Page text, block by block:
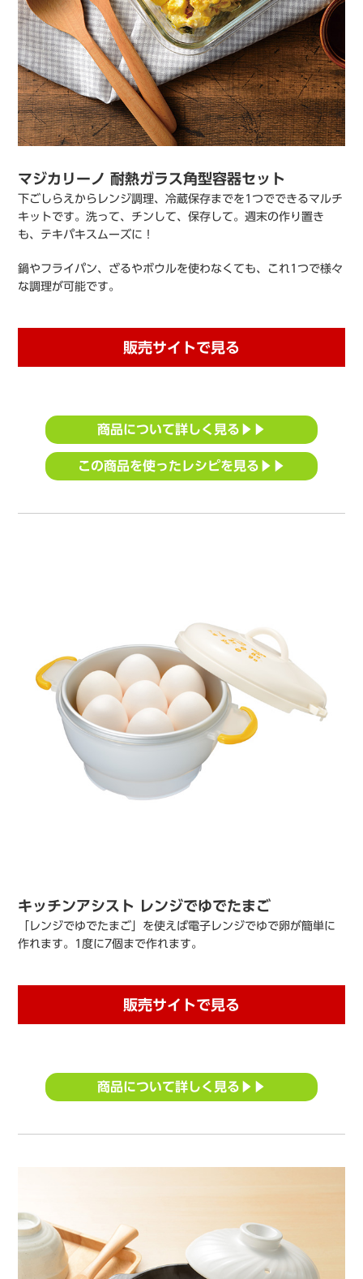
マジカリーノ 耐熱ガラス角型容器セット
下ごしらえからレンジ調理、冷蔵保存までを1つでできるマルチ
キットです。洗って、チンして、保存して。週末の作り置き
も、テキパキスムーズに！
鍋やフライパン、ざるやボウルを使わなくても、これ1つで様々
な調理が可能です。
販売サイトで見る
商品について詳しく見る▶▶
この商品を使ったレシピを見る▶▶
キッチンアシスト レンジでゆでたまご
「レンジでゆでたまご」を使えば電子レンジでゆで卵が簡単に
作れます。1度に7個まで作れます。
販売サイトで見る
商品について詳しく見る▶▶